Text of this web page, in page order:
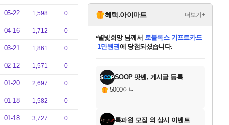
05-22 1,598 0
04-16 1,712 0
03-21 1,861 0
02-12 1,571 0
01-20 2,697 0
01-18 1,582 0
01-18 3,727 0
혜택.아이마트 더보기+
교환.
당첨되셨습니다.
당첨되셨습니다.
당첨되셨습니다.
별빛희망님께서 로블록스 기프트카드
1만원권에 당첨되셨습니다.
당첨되셨습니다.
당첨되셨습니다.
당첨되셨습니다.
당첨되셨습니다.
에디션 (스팀코드) 를 교환.
당첨되셨습니다.
SOOP 팟벤, 게시글 등록
5000이니
특파원 모집 외 상시 이벤트